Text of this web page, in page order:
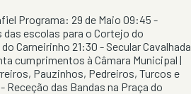
Programa: 29 de Maio 09:45 -
escolas para o Cortejo do
Carneirinho 21:30 - Secular Cavalhada
cumprimentos à Câmara Municipal |
Pauzinhos, Pedreiros, Turcos e
Receção das Bandas na Praça do